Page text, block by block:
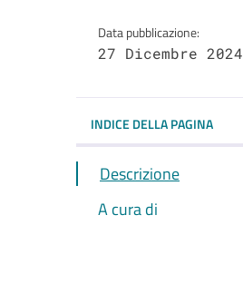
Data pubblicazione:
27 Dicembre 2024
INDICE DELLA PAGINA
Descrizione
A cura di